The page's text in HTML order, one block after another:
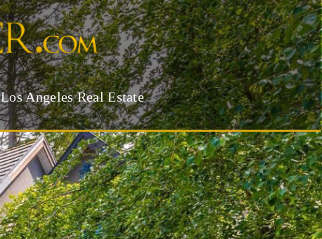
Los Angeles Real Estate